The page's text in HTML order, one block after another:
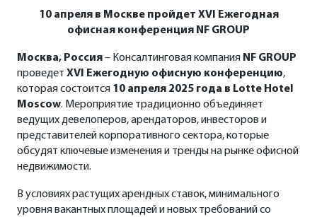
10 апреля в Москве пройдет XVI Ежегодная
офисная конференция NF GROUP
Москва, Россия– Консалтинговая компания NF GROUP
проведет XVI Ежегодную офисную конференцию,
которая состоится 10 апреля 2025 года в Lotte Hotel
Moscow. Мероприятие традиционно объединяет
ведущих девелоперов, арендаторов, инвесторов и
представителей корпоративного сектора, которые
обсудят ключевые изменения и тренды на рынке офисной
недвижимости.
В условиях растущих арендных ставок, минимального
уровня вакантных площадей и новых требований со